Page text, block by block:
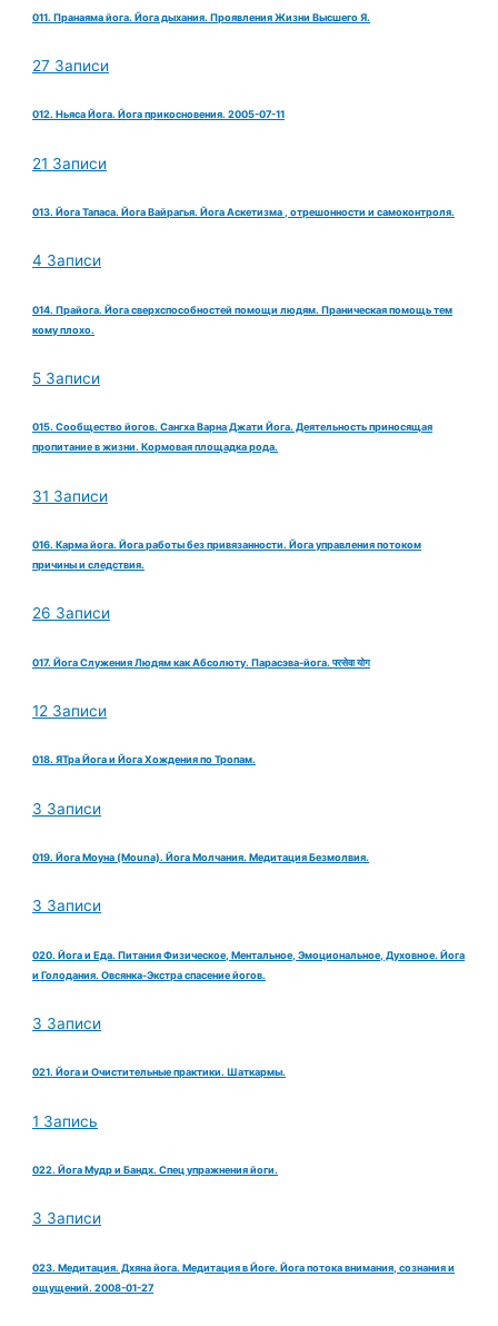
011. Пранаяма йога. Йога дыхания. Проявления Жизни Высшего Я.
27 Записи
012. Ньяса Йога. Йога прикосновения. 2005-07-11
21 Записи
013. Йога Тапаса. Йога Вайрагья. Йога Аскетизма , отрешонности и самоконтроля.
4 Записи
014. Прайога. Йога сверхспособностей помощи людям. Праническая помощь тем
кому плохо.
5 Записи
015. Сообщество йогов. Сангха Варна Джати Йога. Деятельность приносящая
пропитание в жизни. Кормовая площадка рода.
31 Записи
016. Карма йога. Йога работы без привязанности. Йога управления потоком
причины и следствия.
26 Записи
017. Йога Служения Людям как Абсолюту. Парасэва-йога. परसेवा योग
12 Записи
018. ЯТра Йога и Йога Хождения по Тропам.
3 Записи
019. Йога Моуна (Mouna). Йога Молчания. Медитация Безмолвия.
3 Записи
020. Йога и Еда. Питания Физическое, Ментальное, Эмоциональное, Духовное. Йога
и Голодания. Овсянка-Экстра спасение йогов.
3 Записи
021. Йога и Очистительные практики. Шаткармы.
1 Запись
022. Йога Мудр и Бандх. Спец упражнения йоги.
3 Записи
023. Медитация. Дхяна йога. Медитация в Йоге. Йога потока внимания, сознания и
ощущений. 2008-01-27